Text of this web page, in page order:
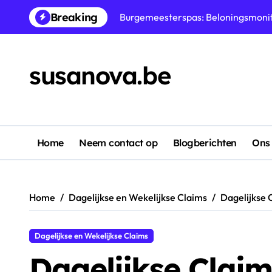
content
Breaking
Burgemeesterspas: Premium
Wekelijkse Claims: Strategische
Evenement Track Prijzen:
Evenement Track Prijzen:
susanova.be
Home Neem contact op Blogberichten
Home Dagelijkse en Wekelijkse Claims Dagelijkse
Dagelijkse en Wekelijkse Claims